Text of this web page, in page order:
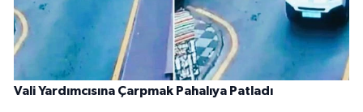
Vali Yardımcısına Çarpmak Pahalıya Patladı